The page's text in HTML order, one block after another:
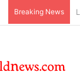
Breaking News